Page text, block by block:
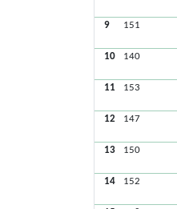
9 151
10 140
11 153
12 147
13 150
14 152